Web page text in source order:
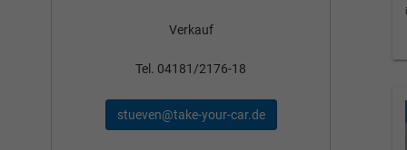
Verkauf
Tel. 04181/2176-18
stueven@take-your-car.de